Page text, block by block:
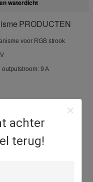
achter
terug!
waterdicht
PRODUCTEN
voor RGB strook
9 A